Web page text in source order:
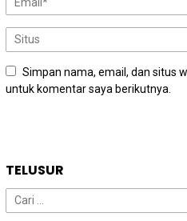
Simpan nama, email, dan situs
untuk komentar saya berikutnya.
TELUSUR
Cari
untuk: